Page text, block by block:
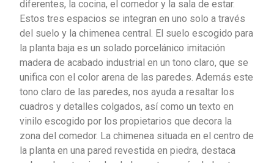
diferentes, la cocina, el comedor y la sala de estar.
Estos tres espacios se integran en uno solo a través
del suelo y la chimenea central. El suelo escogido para
la planta baja es un solado porcelánico imitación
madera de acabado industrial en un tono claro, que se
unifica con el color arena de las paredes. Además este
tono claro de las paredes, nos ayuda a resaltar los
cuadros y detalles colgados, así como un texto en
vinilo escogido por los propietarios que decora la
zona del comedor. La chimenea situada en el centro de
la planta en una pared revestida en piedra, destaca